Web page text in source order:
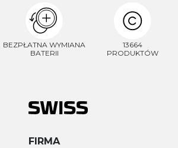
BEZPŁATNA WYMIANA
BATERII
13664
PRODUKTÓW
FIRMA